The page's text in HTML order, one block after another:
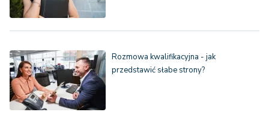
Rozmowa kwalifikacyjna - jak
przedstawić słabe strony?